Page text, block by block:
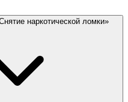
наркотической ломки»